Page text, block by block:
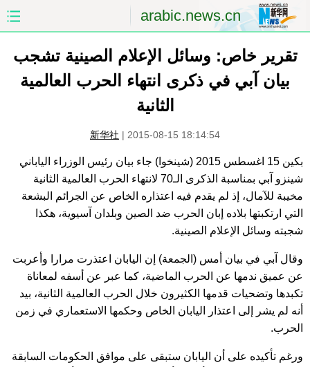
arabic.news.cn
الصين الصفحة الأولى
الشرق الأوسط العالم
العلوم والصحة الثقافة والتعليم
الرياضة السياحة والبيئة
الصور
تقرير خاص: وسائل الإعلام الصينية تشجب
بيان آبي في ذكرى انتهاء الحرب العالمية
الثانية
新华社 | 2015-08-15 18:14:54
بكين 15 اغسطس 2015 (شينخوا) جاء بيان رئيس الوزراء الياباني
شينزو آبي بمناسبة الذكرى الـ70 لانتهاء الحرب العالمية الثانية
مخيبة للآمال، إذ لم يقدم فيه اعتذاره الخاص عن الجرائم البشعة
التي ارتكبتها بلاده إبان الحرب ضد الصين وبلدان آسيوية، هكذا
شجبته وسائل الإعلام الصينية.
وقال آبي في بيان أمس (الجمعة) إن اليابان اعتذرت مرارا وأعربت
عن عميق ندمها عن الحرب الماضية، كما عبر عن أسفه لمعاناة
تكبدها وتضحيات قدمها الكثيرون خلال الحرب العالمية الثانية، بيد
أنه لم يشر إلى اعتذار اليابان الخاص وحكمها الاستعماري في زمن
الحرب.
ورغم تأكيده على أن اليابان ستبقى على موافق الحكومات السابقة